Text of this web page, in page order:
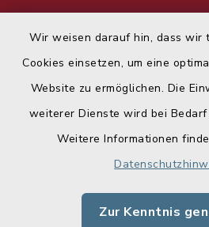
Wir weisen darauf hin, dass wir
Cookies einsetzen, um eine
Website zu ermöglichen. Die
weiterer Dienste wird bei
Weitere Informationen
Zur Kenntnis
Sitemap
Cookie-